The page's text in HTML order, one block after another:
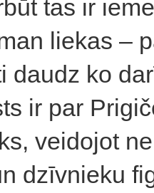
tas ir
liekas –
daudz ko
ir par
veidojot
dzīvnieku